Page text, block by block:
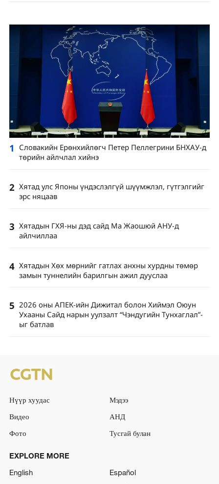
1
Словакийн Ерөнхийлөгч Петер Пеллегрини БНХАУ-д
төрийн айлчлал хийнэ
2 Хятад улс Японы үндэслэлгүй шүүмжлэл, гүтгэлгийг
эрс няцаав
3 Хятадын ГХЯ-ны дэд сайд Ма Жаошюй АНУ-д
айлчиллаа
4 Хятадын Хөх мөрнийг гатлах анхны хурдны төмөр
замын туннелийн барилгын ажил дууслаа
5 2026 оны АПЕК-ийн Дижитал болон Хиймэл Оюун
Ухааны Сайд нарын уулзалт “Чэндугийн Тунхаглал”-
ыг батлав
Нүүр хуудас
Мэдээ
Видео
АНД
Фото
Тусгай булан
EXPLORE MORE
English
Español